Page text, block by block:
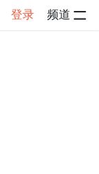
登录 频道